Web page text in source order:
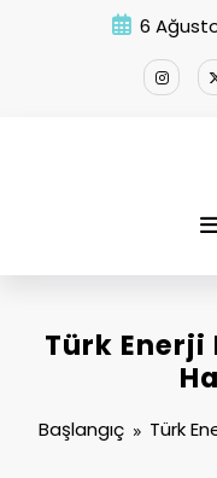
6
Türk Enerji
Başlangıç Türk